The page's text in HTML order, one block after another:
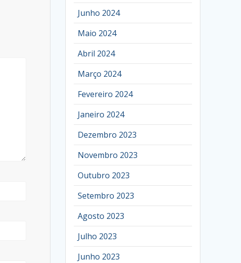
Junho 2024
Maio 2024
Abril 2024
Março 2024
Fevereiro 2024
Janeiro 2024
Dezembro 2023
Novembro 2023
Outubro 2023
Setembro 2023
Agosto 2023
Julho 2023
Junho 2023